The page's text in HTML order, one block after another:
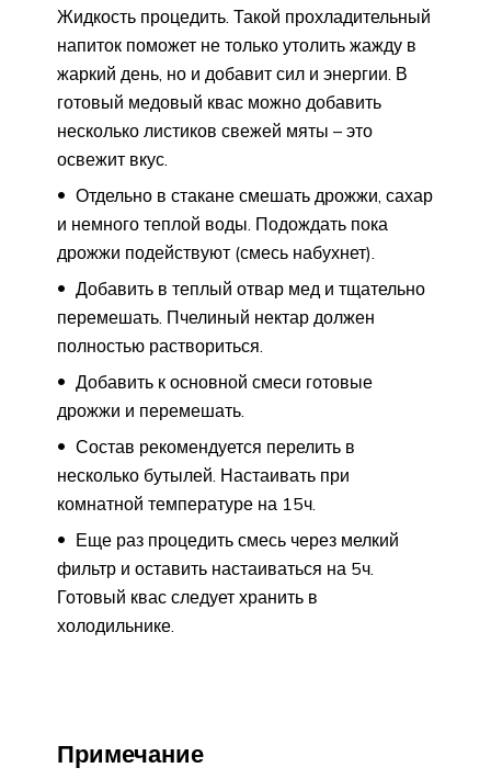
Жидкость процедить. Такой прохладительный
напиток поможет не только утолить жажду в
жаркий день, но и добавит сил и энергии. В
готовый медовый квас можно добавить
несколько листиков свежей мяты – это
освежит вкус.
Отдельно в стакане смешать дрожжи, сахар
и немного теплой воды. Подождать пока
дрожжи подействуют (смесь набухнет).
Добавить в теплый отвар мед и тщательно
перемешать. Пчелиный нектар должен
полностью раствориться.
Добавить к основной смеси готовые
дрожжи и перемешать.
Состав рекомендуется перелить в
несколько бутылей. Настаивать при
комнатной температуре на 15ч.
Еще раз процедить смесь через мелкий
фильтр и оставить настаиваться на 5ч.
Готовый квас следует хранить в
холодильнике.
Примечание